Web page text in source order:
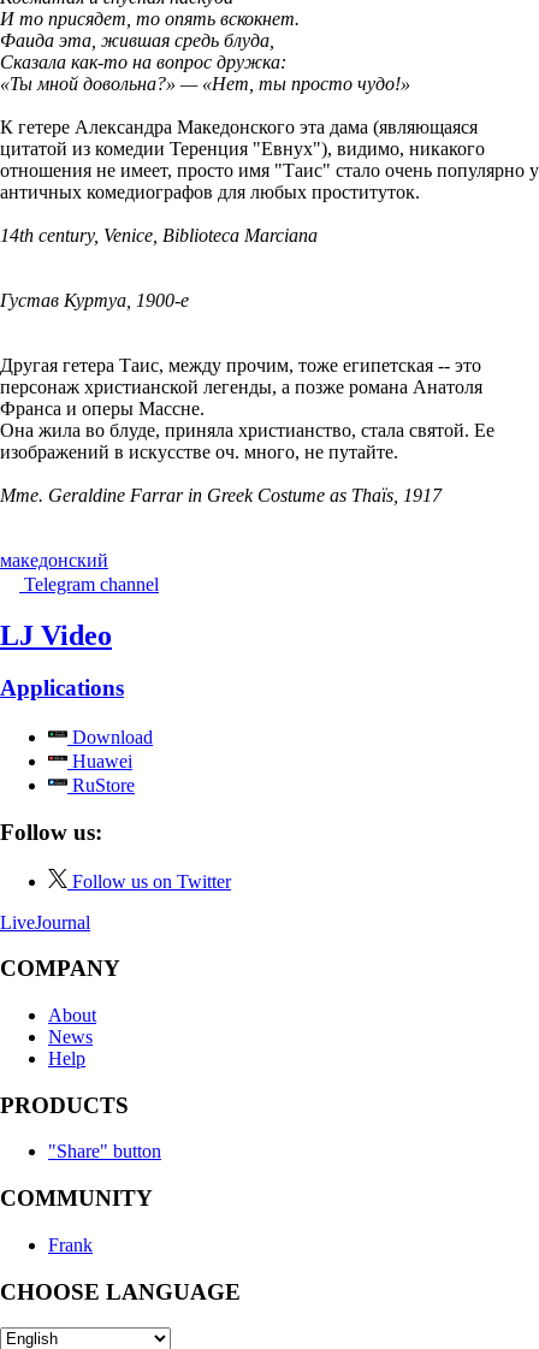
И то присядет, то опять вскокнет.
Фаида эта, жившая средь блуда,
Сказала как-то на вопрос дружка:
«Ты мной довольна?» — «Нет, ты просто чудо!»
К гетере Александра Македонского эта дама (являющаяся
цитатой из комедии Теренция "Евнух"), видимо, никакого
отношения не имеет, просто имя "Таис" стало очень популярно у
античных комедиографов для любых проституток.
14th century, Venice, Biblioteca Marciana
Густав Куртуа, 1900-е
Другая гетера Таис, между прочим, тоже египетская -- это
персонаж христианской легенды, а позже романа Анатоля
Франса и оперы Массне.
Она жила во блуде, приняла христианство, стала святой. Ее
изображений в искусстве оч. много, не путайте.
Mme. Geraldine Farrar in Greek Costume as Thaïs, 1917
македонский
Telegram channel
LJ Video
Applications
Download
Huawei
RuStore
Follow us:
Follow us on Twitter
LiveJournal
COMPANY
About
News
Help
PRODUCTS
"Share" button
COMMUNITY
Frank
CHOOSE LANGUAGE